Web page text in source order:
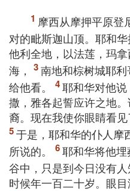
摩西从摩押平原登
对的毗斯迦山顶。耶和
他利全地，以法莲，玛
海，
南地和棕树城耶
给他看。
耶和华对他
撒，雅各起誓应许之地
裔。现在我使你眼睛看见
于是，耶和华的仆人摩
所说的。
耶和华将他
谷中，只是到今日没有人
时候年一百二十岁。眼目